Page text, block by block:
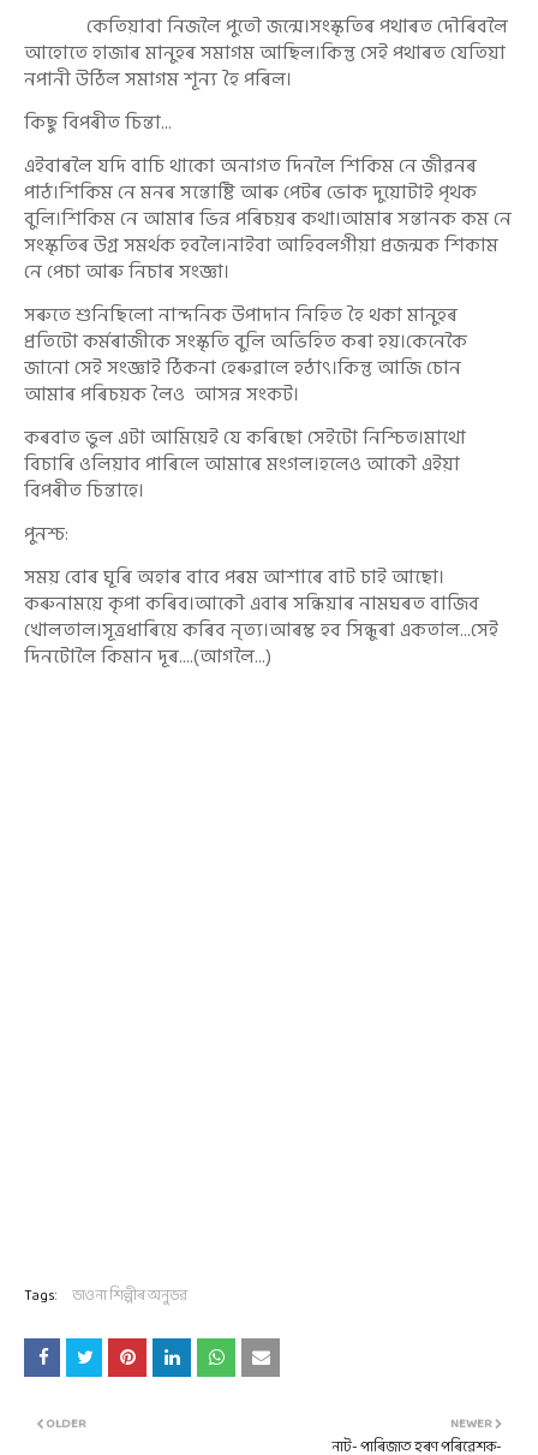
কেতিয়াবা নিজলৈ পুতৌ জন্মে।সংস্কৃতিৰ পথাৰত দৌৰিবলৈ
আহোতে হাজাৰ মানুহৰ সমাগম আছিল।কিন্তু সেই পথাৰত যেতিয়া
নপানী উঠিল সমাগম শূন্য হৈ পৰিল।
কিছু বিপৰীত চিন্তা...
এইবাৰলৈ যদি বাচি থাকো অনাগত দিনলৈ শিকিম নে জীৱনৰ
পাঠ।শিকিম নে মনৰ সন্তোষ্টি আৰু পেটৰ ভোক দুয়োটাই পৃথক
বুলি।শিকিম নে আমাৰ ভিন্ন পৰিচয়ৰ কথা।আমাৰ সন্তানক কম নে
সংস্কৃতিৰ উগ্ৰ সমৰ্থক হবলৈ।নাইবা আহিবলগীয়া প্ৰজন্মক শিকাম
নে পেচা আৰু নিচাৰ সংজ্ঞা।
সৰুতে শুনিছিলো নান্দনিক উপাদান নিহিত হৈ থকা মানুহৰ
প্ৰতিটো কৰ্মৰাজীকে সংস্কৃতি বুলি অভিহিত কৰা হয়।কেনেকৈ
জানো সেই সংজ্ঞাই ঠিকনা হেৰুৱালে হঠাৎ।কিন্তু আজি চোন
আমাৰ পৰিচয়ক লৈও আসন্ন সংকট।
কৰবাত ভুল এটা আমিয়েই যে কৰিছো সেইটো নিশ্চিত।মাথো
বিচাৰি ওলিয়াব পাৰিলে আমাৰে মংগল।হলেও আকৌ এইয়া
বিপৰীত চিন্তাহে।
পুনশ্চ:
সময় বোৰ ঘূৰি অহাৰ বাবে পৰম আশাৰে বাট চাই আছো।
কৰুনাময়ে কৃপা কৰিব।আকৌ এবাৰ সন্ধিয়াৰ নামঘৰত বাজিব
খোলতাল।সূত্ৰধাৰিয়ে কৰিব নৃত্য।আৰম্ভ হব সিন্ধুৰা একতাল...সেই
দিনটোলৈ কিমান দূৰ....(আগলৈ...)
Tags: ভাওনা শিল্পীৰ অনুভৱ
NEWER
নাট- পাৰিজাত হৰণ পৰিৱেশক-
OLDER